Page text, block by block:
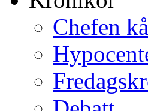
Chefen